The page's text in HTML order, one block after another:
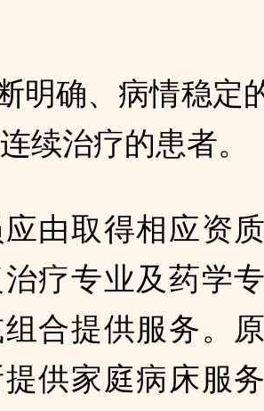
明确、病情稳定
续治疗的患者。
由取得相应资
疗专业及药学
合提供服务。
供家庭病床服